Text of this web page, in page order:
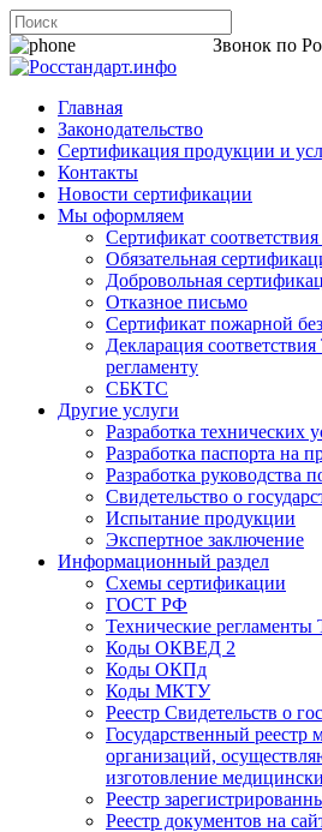
Звонок по
Главная
Законодательство
Сертификация продукции и
Контакты
Новости сертификации
Мы оформляем
Сертификат
Обязательная
Добровольная
Отказное письмо
Сертификат пожарной
Декларация
регламенту
СБКТС
Другие услуги
Разработка технических
Разработка паспорта на
Разработка руководства
Свидетельство о
Испытание продукции
Экспертное заключение
Информационный раздел
Схемы сертификации
ГОСТ РФ
Технические регламенты
Коды ОКВЕД 2
Коды ОКПд
Коды МКТУ
Реестр Свидетельств о
Государственный реестр
организаций,
изготовление
Реестр
Реестр документов на